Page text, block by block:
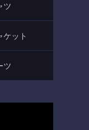
ツ
ット
ツ